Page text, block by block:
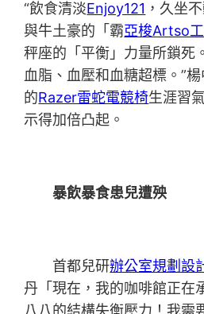
“飲食清淡Enjoy121 ，久坐
與牛土豪的「霸亞梭Artso
秤座的「平衡」力量所鎖死
血脂、血壓和血糖超標。”
的Razer雷蛇電競椅生涯習
示得加倍凸起。
暴飲暴食患兒遭殃
首都兒研辦公室規劃設
丹「現在，我的咖啡館正在